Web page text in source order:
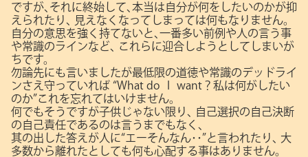
ですが､それに終始して､本当は自分が何をしたいのかが抑
えられたり､
見えなくなってしまっては何もなりません。
自分の意思を強く持てないと､一番多い前例や人の言う事
や常識のラインなど､
これらに迎合しようとしてしまいが
ちです。
勿論先にも言いましたが最低限の道徳や常識のデッドライ
ンさえ守っていれば “What do Ｉ want？私は何がしたい
のか”これを忘れてはいけません。
何でもそうですが子供じゃない限り､
自己選択の自己決断
の自己責任であるのは言うまでもなく､
其の出した答えが人に“エーそんなん･･”と言われたり､
大
多数から離れたとしても何も心配する事はありません。